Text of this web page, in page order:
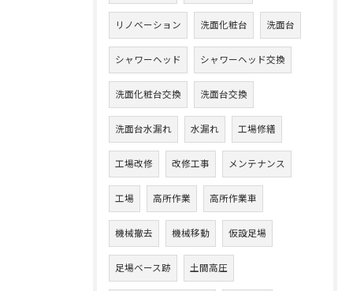
リノベーション 洗面化粧台 洗面台
シャワーヘッド シャワーヘッド交換
洗面化粧台交換 洗面台交換
洗面台水漏れ 水漏れ 工場修繕
工場改修 改修工事 メンテナンス
工場 高所作業 高所作業車
機械撤去 機械移動 仮設足場
足場ベース跡 土間高圧